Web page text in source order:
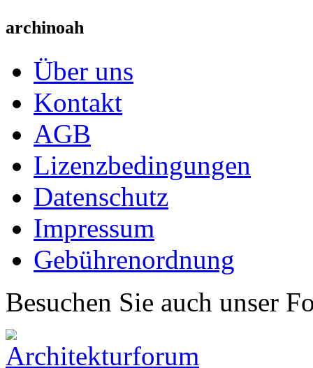
archinoah
Über uns
Kontakt
AGB
Lizenzbedingungen
Datenschutz
Impressum
Gebührenordnung
Besuchen Sie auch unser